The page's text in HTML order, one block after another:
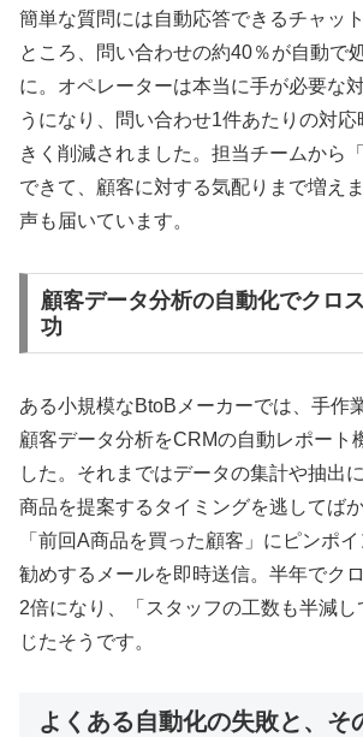
簡単な質問には自動応答できるチャッ
ところ、問い合わせの約40％が自動で
に。オペレーターは本当に手が必要な
うになり、問い合わせ1件あたりの対
きく削減されました。担当チームから
できて、顧客に対する気配りまで増え
声も届いています。
顧客データ分析の自動化でクロ
功
ある小規模なBtoBメーカーでは、手作
顧客データ分析をCRMの自動レポート
した。それまではデータの集計や抽出
商品を提案するタイミングを逃してば
「前回A商品を買った顧客」にピンポ
勧めするメールを即時送信。半年でク
2倍になり、「スタッフの工数も半減
じたそうです。
よくある自動化の失敗と、そ